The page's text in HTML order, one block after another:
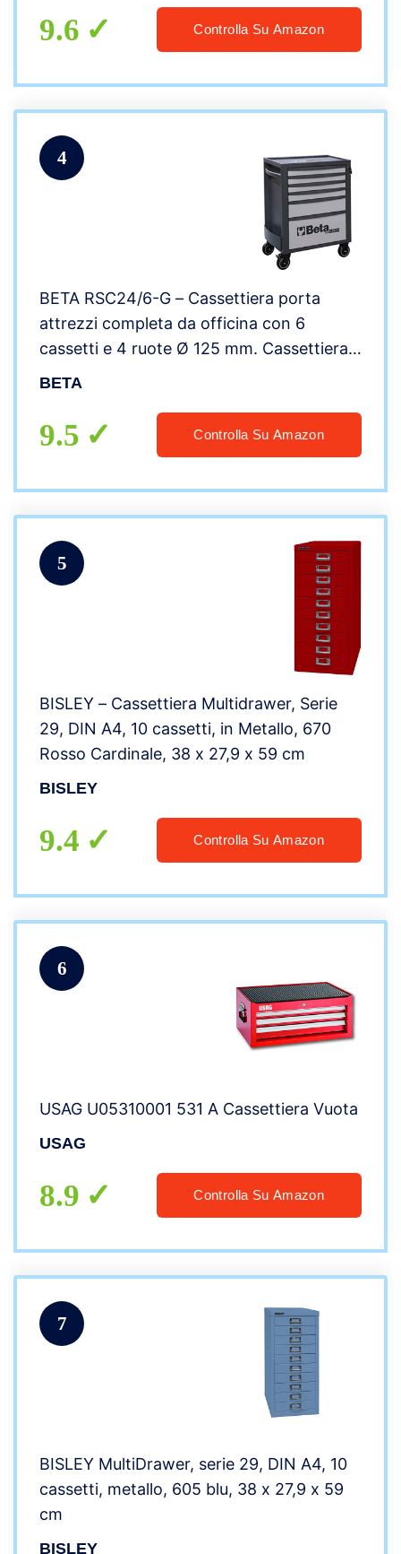
9.6 Controlla Su Amazon
4
BETA RSC24/6-G – Cassettiera porta
attrezzi completa da officina con 6
cassetti e 4 ruote Ø 125 mm. Cassettiera
portautensili personalizzabile con
BETA
9.5 Controlla Su Amazon
5
BISLEY – Cassettiera Multidrawer, Serie
29, DIN A4, 10 cassetti, in Metallo, 670
Rosso Cardinale, 38 x 27,9 x 59 cm
BISLEY
9.4 Controlla Su Amazon
6
USAG U05310001 531 A Cassettiera Vuota
USAG
8.9 Controlla Su Amazon
7
BISLEY MultiDrawer, serie 29, DIN A4, 10
cassetti, metallo, 605 blu, 38 x 27,9 x 59
cm
BISLEY